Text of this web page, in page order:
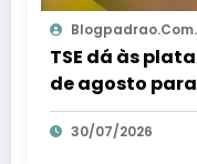
TSE dá às
de agosto
combater
ES 30/07/2026